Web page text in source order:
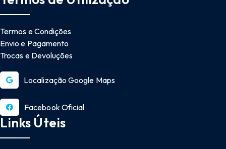
Termos e Condições
Envio e Pagamento
Trocas e Devoluções
Localização Google Maps
Facebook Oficial
Links Úteis